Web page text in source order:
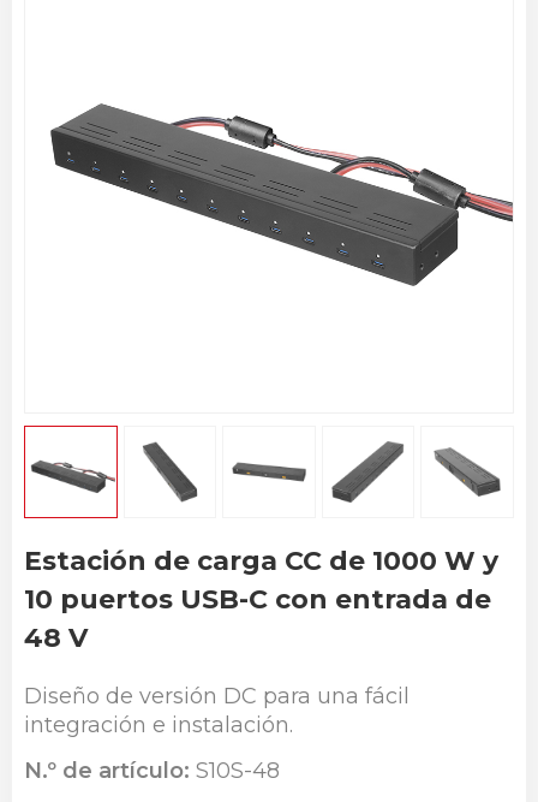
Estación de carga CC de 1000 W y
10 puertos USB-C con entrada de
48 V
Diseño de versión DC para una fácil
integración e instalación.
N.º de artículo: S10S-48